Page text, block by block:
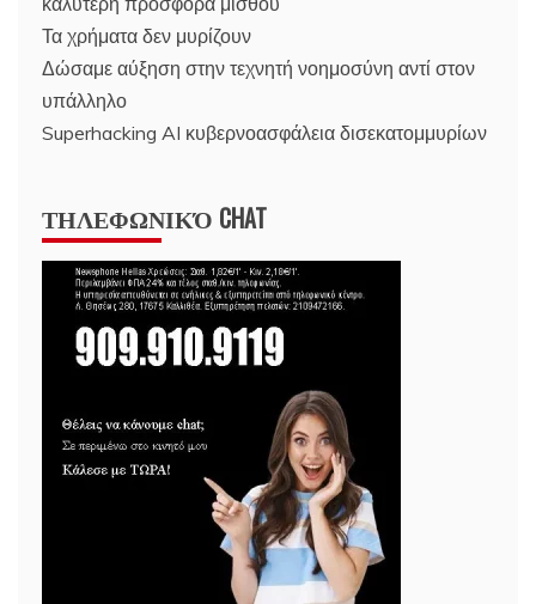
Τα χρήματα δεν μυρίζουν
Δώσαμε αύξηση στην τεχνητή νοημοσύνη αντί στον
υπάλληλο
Superhacking AI κυβερνοασφάλεια δισεκατομμυρίων
ΤΗΛΕΦΩΝΙΚΌ CHAT